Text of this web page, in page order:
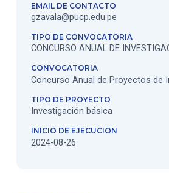
EMAIL DE CONTACTO
gzavala@pucp.edu.pe
TIPO DE CONVOCATORIA
CONCURSO ANUAL DE
CONVOCATORIA
Concurso Anual de Proyectos de
TIPO DE PROYECTO
Investigación básica
INICIO DE EJECUCIÓN
2024-08-26